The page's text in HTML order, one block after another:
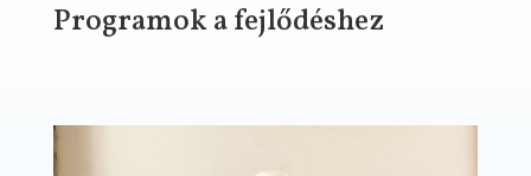
Programok a fejlődéshez